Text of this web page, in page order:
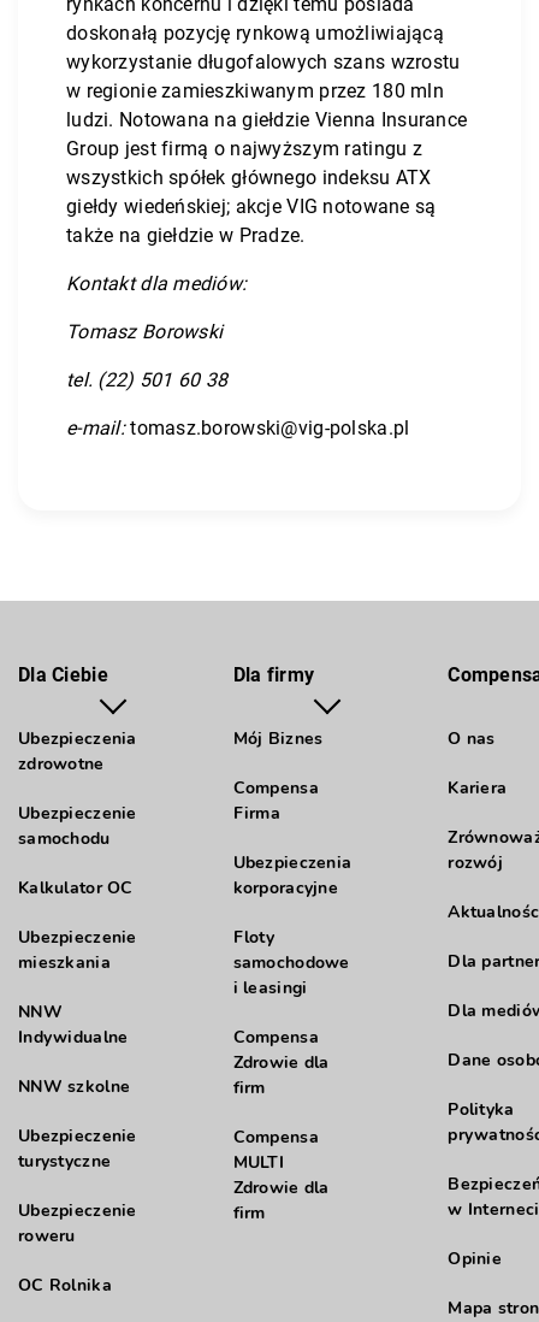
doskonałą pozycję rynkową umożliwiającą
wykorzystanie długofalowych szans wzrostu
w regionie zamieszkiwanym przez 180 mln
ludzi. Notowana na giełdzie Vienna Insurance
Group jest firmą o najwyższym ratingu z
wszystkich spółek głównego indeksu ATX
giełdy wiedeńskiej; akcje VIG notowane są
także na giełdzie w Pradze.
Kontakt dla mediów:
Tomasz Borowski
tel. (22) 501 60 38
e-mail:tomasz.borowski@vig-polska.pl
Dla Ciebie
Ubezpieczenia
zdrowotne
Ubezpieczenie
samochodu
Kalkulator OC
Ubezpieczenie
mieszkania
NNW
Indywidualne
NNW szkolne
Ubezpieczenie
turystyczne
Ubezpieczenie
roweru
OC Rolnika
Dla firmy
Mój Biznes
Compensa
Firma
Ubezpieczenia
korporacyjne
Floty
samochodowe
i leasingi
Compensa
Zdrowie dla
firm
Compensa
MULTI
Zdrowie dla
firm
O nas
Kariera
rozwój
Dla
Dla
Dane
Polityka
w
Opinie
Mapa